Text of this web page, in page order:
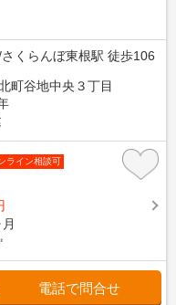
くらんぼ東根駅 徒歩106
町谷地中央３丁目
ライン相談可
電話で問合せ